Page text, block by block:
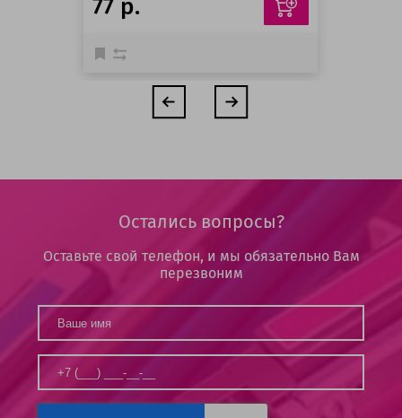
77 р.
Остались вопросы?
Оставьте свой телефон, и мы обязательно Вам
перезвоним